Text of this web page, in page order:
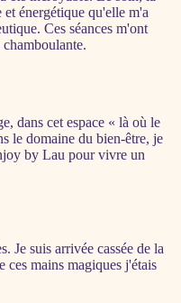
énergétique qu'elle m'a
Ces séances m'ont
dans cet espace « là où le
le domaine du bien-être, je
by Lau pour vivre un
Je suis arrivée cassée de la
ces mains magiques j'étais